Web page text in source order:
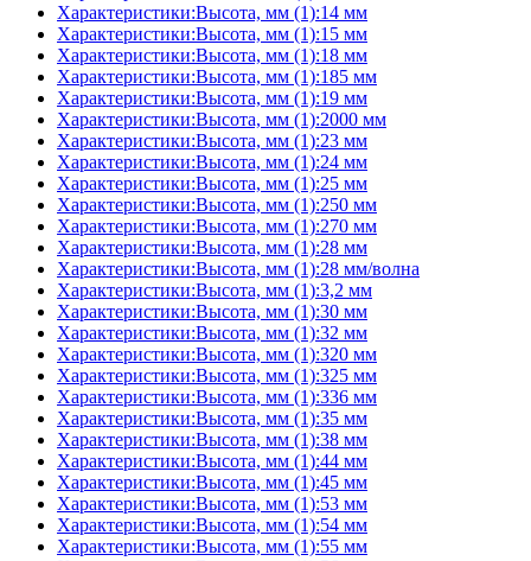
Характеристики:Высота, мм (1):14 мм
Характеристики:Высота, мм (1):15 мм
Характеристики:Высота, мм (1):18 мм
Характеристики:Высота, мм (1):185 мм
Характеристики:Высота, мм (1):19 мм
Характеристики:Высота, мм (1):2000 мм
Характеристики:Высота, мм (1):23 мм
Характеристики:Высота, мм (1):24 мм
Характеристики:Высота, мм (1):25 мм
Характеристики:Высота, мм (1):250 мм
Характеристики:Высота, мм (1):270 мм
Характеристики:Высота, мм (1):28 мм
Характеристики:Высота, мм (1):28 мм/волна
Характеристики:Высота, мм (1):3,2 мм
Характеристики:Высота, мм (1):30 мм
Характеристики:Высота, мм (1):32 мм
Характеристики:Высота, мм (1):320 мм
Характеристики:Высота, мм (1):325 мм
Характеристики:Высота, мм (1):336 мм
Характеристики:Высота, мм (1):35 мм
Характеристики:Высота, мм (1):38 мм
Характеристики:Высота, мм (1):44 мм
Характеристики:Высота, мм (1):45 мм
Характеристики:Высота, мм (1):53 мм
Характеристики:Высота, мм (1):54 мм
Характеристики:Высота, мм (1):55 мм